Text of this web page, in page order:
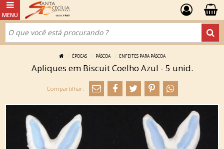
ÉPOCAS PÁSCOA ENFEITES PARA PÁSCOA
Apliques em Biscuit Coelho Azul - 5 unid.